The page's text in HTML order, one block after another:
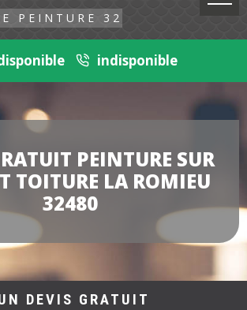
indisponible
PEINTURE SUR
TOITURE LA ROMIEU
32480
DEVIS GRATUIT